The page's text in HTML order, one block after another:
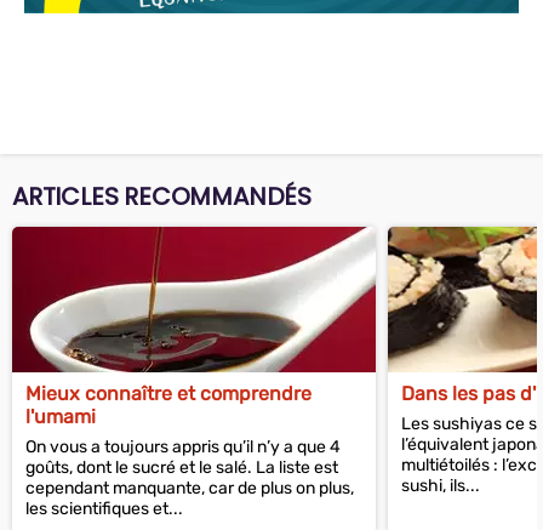
ARTICLES RECOMMANDÉS
Mieux connaître et comprendre
l'umami
On vous a toujours appris qu’il n’y a que 4
goûts, dont le sucré et le salé. La liste est
cependant manquante, car de plus on plus,
les scientifiques et...
Dans les pas
Les sushiyas ce
l’équivalent
multiétoilés :
sushi, ils...